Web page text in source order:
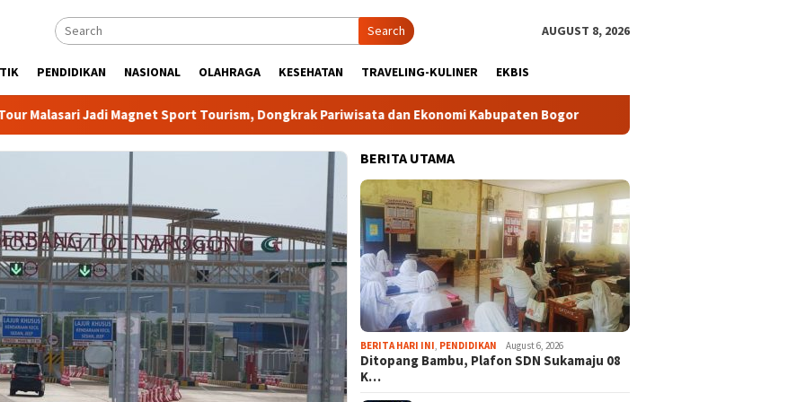
Search AUGUST 8, 2026
PENDIDIKAN NASIONAL OLAHRAGA KESEHATAN TRAVELING-KULINER EKBIS
Jadi Magnet Sport Tourism, Dongkrak Pariwisata dan Ekonomi Kabupaten Bogor Tour Malasari Halimun Salak Kian
BERITA UTAMA
BERITA HARI INI PENDIDIKAN August 6, 2026
Ditopang Bambu, Plafon SDN Sukamaju 08
K…